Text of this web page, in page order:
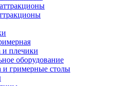
плечики
оборудование
и гримерные столы